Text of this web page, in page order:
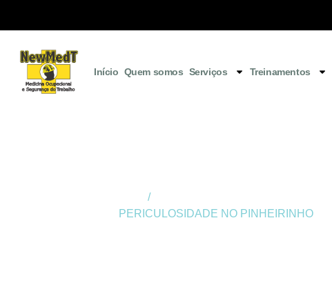
Início Quem somos Serviços Treinamentos
/
PERICULOSIDADE NO PINHEIRINHO